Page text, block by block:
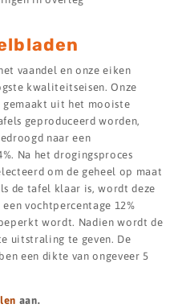
vaandel en onze eiken
kwaliteitseisen. Onze
gemaakt uit het mooiste
geproduceerd worden,
naar een
Na het drogingsproces
om de geheel op maat
de tafel klaar is, wordt deze
vochtpercentage 12%
wordt. Nadien wordt de
uitstraling te geven. De
een dikte van ongeveer 5
aan.